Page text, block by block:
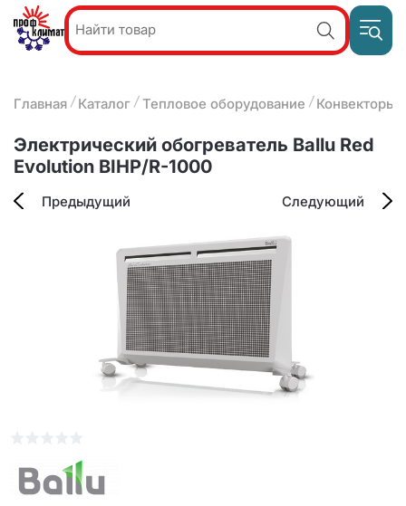
Акции и
О компании
Наши услуги
Оплата и доставка
8
25-
Главная Каталог Тепловое оборудование Конвекторы
Электрический обогреватель Ballu Red
Evolution BIHP/R-1000
Предыдущий Следующий